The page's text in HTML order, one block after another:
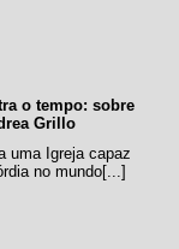
o tempo: sobre
Grillo
uma Igreja capaz
no mundo[...]